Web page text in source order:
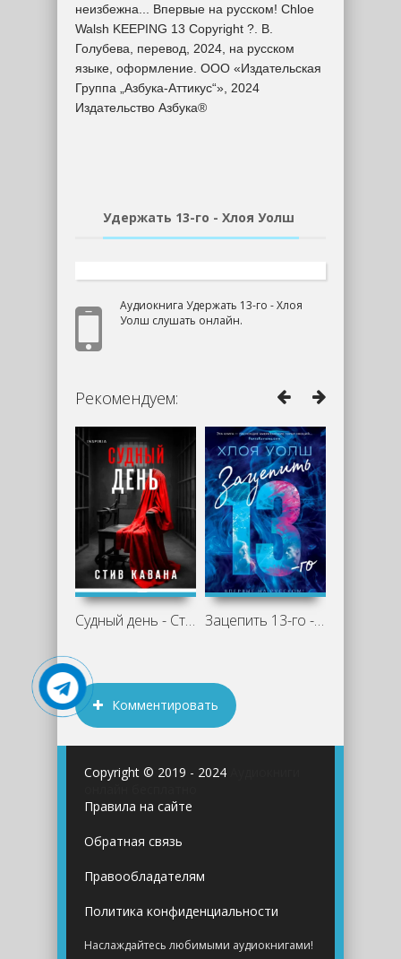
неизбежна... Впервые на русском! Chloe
Walsh KEEPING 13 Copyright ?. В.
Голубева, перевод, 2024, на русском
языке, оформление. ООО «Издательская
Группа „Азбука-Аттикус“», 2024
Издательство Азбука®
Удержать 13-го - Хлоя Уолш
Аудиокнига Удержать 13-го - Хлоя
Уолш слушать онлайн.
Рекомендуем:
Судный день - Стив Кавана Зацепить 13-го - Хлоя Уолш
Комментировать
Copyright © 2019 - 2024
Правила на сайте
Обратная связь
Правообладателям
Политика конфиденциальности
Наслаждайтесь любимыми аудиокнигами!